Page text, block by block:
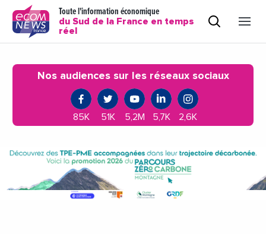
Toute l'information économique
du Sud de la France en temps
réel
Nos audiences sur les réseaux sociaux
85K 51K 5,2M 5,7K 2,6K